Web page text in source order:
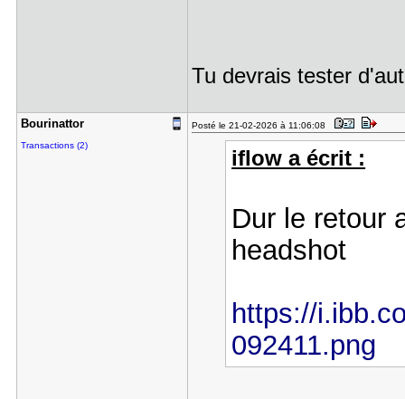
Tu devrais tester
Bourinatto​r
Transactions (2)
Posté le 21-02-2026 à 11:06:08
iflow a écrit :
Dur le retour
headshot
https://
092411.png